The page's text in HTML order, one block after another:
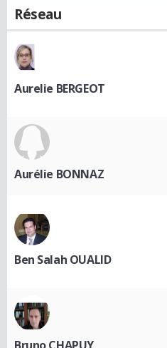
Réseau
Aurelie BERGEOT
Aurélie BONNAZ
Ben Salah OUALID